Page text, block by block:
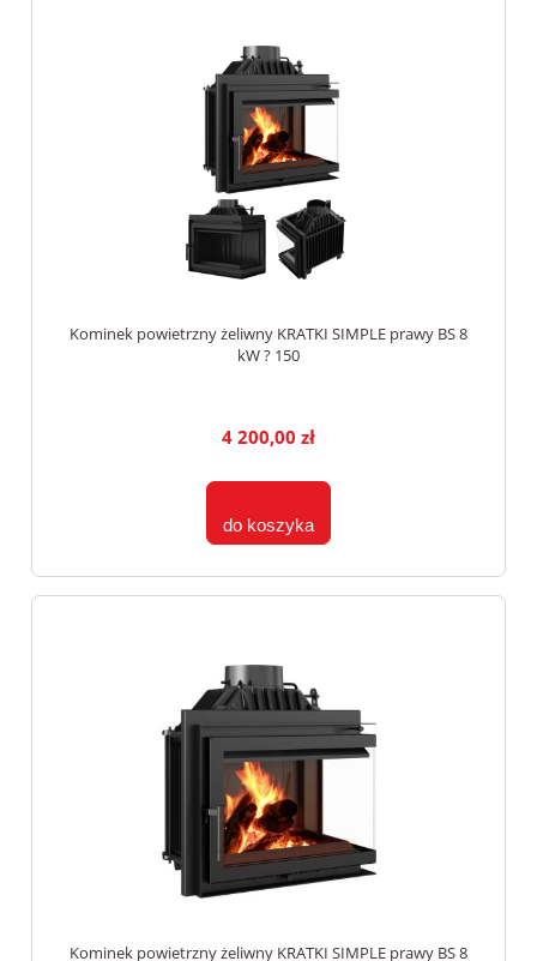
Kominek powietrzny żeliwny KRATKI SIMPLE prawy BS 8
kW ? 150
4 200,00 zł
do koszyka
Kominek powietrzny żeliwny KRATKI SIMPLE prawy BS 8